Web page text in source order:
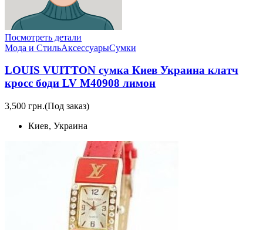
Посмотреть детали
Мода и СтильАксессуарыСумки
LOUIS VUITTON сумка Киев Украина клатч
кросс боди LV M40908 лимон
3,500 грн.(Под заказ)
Киев, Украина